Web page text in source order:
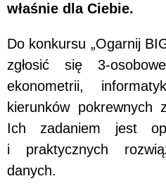
właśnie dla Ciebie.
Do konkursu „Ogarnij
zgłosić się 3-
ekonometrii,
kierunków pokrewnych
Ich zadaniem jest
i praktycznych
danych.